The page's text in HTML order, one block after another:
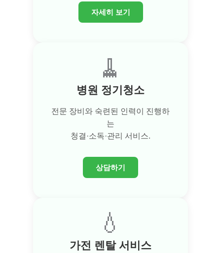
자세히 보기
🧹
병원 정기청소
전문 장비와 숙련된 인력이 진행하
는
청결·소독·관리 서비스.
상담하기
💧
가전 렌탈 서비스